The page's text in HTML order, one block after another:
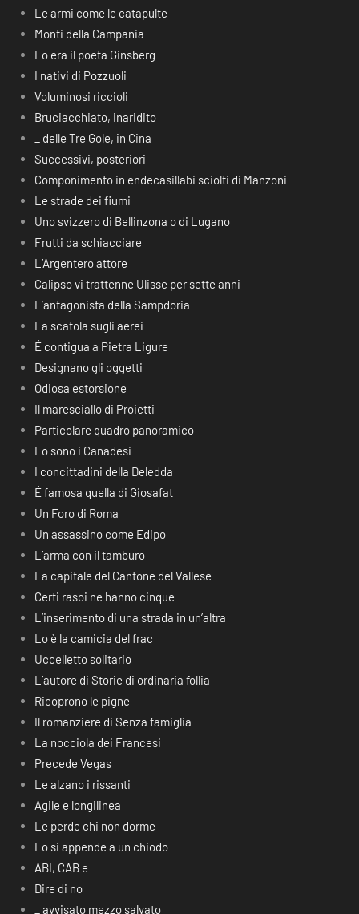
Le armi come le catapulte
Monti della Campania
Lo era il poeta Ginsberg
I nativi di Pozzuoli
Voluminosi riccioli
Bruciacchiato, inaridito
_ delle Tre Gole, in Cina
Successivi, posteriori
Componimento in endecasillabi sciolti di Manzoni
Le strade dei fiumi
Uno svizzero di Bellinzona o di Lugano
Frutti da schiacciare
L’Argentero attore
Calipso vi trattenne Ulisse per sette anni
L’antagonista della Sampdoria
La scatola sugli aerei
É contigua a Pietra Ligure
Designano gli oggetti
Odiosa estorsione
Il maresciallo di Proietti
Particolare quadro panoramico
Lo sono i Canadesi
I concittadini della Deledda
É famosa quella di Giosafat
Un Foro di Roma
Un assassino come Edipo
L’arma con il tamburo
La capitale del Cantone del Vallese
Certi rasoi ne hanno cinque
L’inserimento di una strada in un’altra
Lo è la camicia del frac
Uccelletto solitario
L’autore di Storie di ordinaria follia
Ricoprono le pigne
Il romanziere di Senza famiglia
La nocciola dei Francesi
Precede Vegas
Le alzano i rissanti
Agile e longilinea
Le perde chi non dorme
Lo si appende a un chiodo
ABI, CAB e _
Dire di no
_ avvisato mezzo salvato